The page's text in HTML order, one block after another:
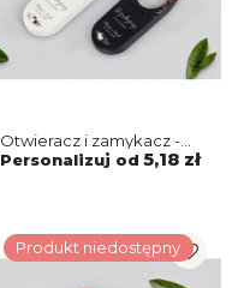
Otwieracz i zamykacz -
PasteLove Motyw 3
Personalizuj od 5,18 zł
Produkt niedostępny